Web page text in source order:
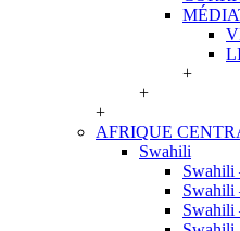
+
+
+
AFRIQUE
Swahili
Swahili
Swahili
Swahili